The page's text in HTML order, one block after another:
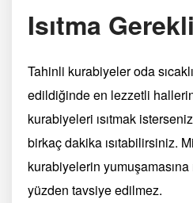
Isıtma
Tahinli kurabiyeler oda
edildiğinde en lezzetli
kurabiyeleri ısıtmak
birkaç dakika ısıtabilirsiniz.
kurabiyelerin
yüzden tavsiye edilmez.